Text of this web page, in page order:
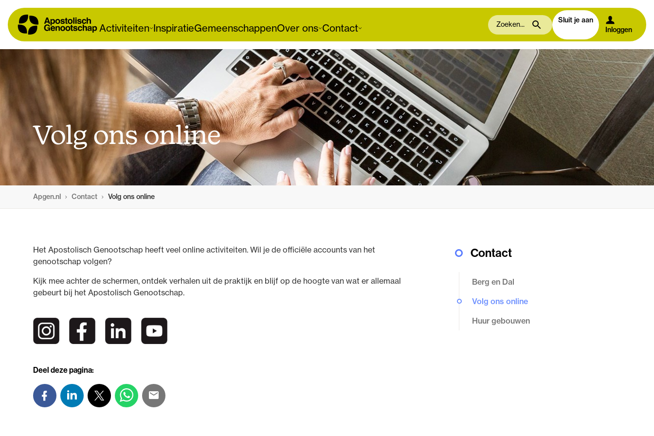
Activiteiten InspiratieGemeenschappenOver ons Contact
Sluit je aan
Inloggen
Volg ons online
Apgen.nl Contact Volg ons online
Het Apostolisch Genootschap heeft veel online activiteiten. Wil je de officiële accounts van het
genootschap volgen?
Kijk mee achter de schermen, ontdek verhalen uit de praktijk en blijf op de hoogte van wat er allemaal
gebeurt bij het Apostolisch Genootschap.
Deel deze pagina:
Contact
Berg en Dal
Volg ons online
Huur gebouwen